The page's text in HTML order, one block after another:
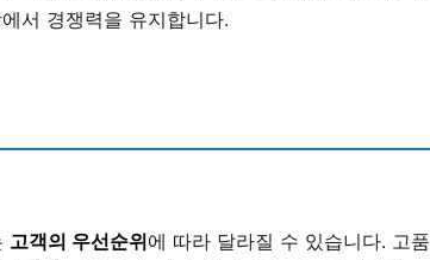
서 경쟁력을 유지합니다.
고객의 우선순위에 따라 달라질 수 있습니다. 고품